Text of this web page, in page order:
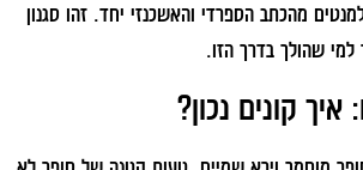
מהכתב הספרדי והאשכנזי יחד. זהו סגנון
שהולך בדרך הזו.
קונים נכון?